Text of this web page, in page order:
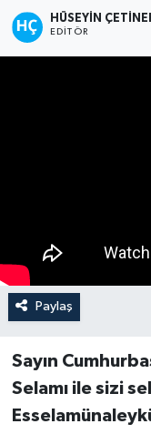
HÜSEYIN
EDITÖR
Paylaş
Sayın
Selamı ile sizi